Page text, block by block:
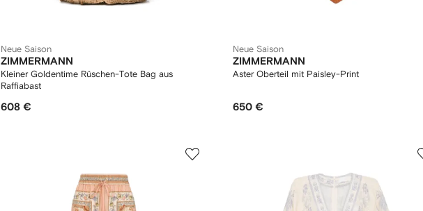
Neue Saison
ZIMMERMANN
Kleiner Goldentime Rüschen-Tote Bag aus
Raffiabast
608 €
Neue Saison
ZIMMERMANN
Aster Oberteil mit Paisley-Print
650 €